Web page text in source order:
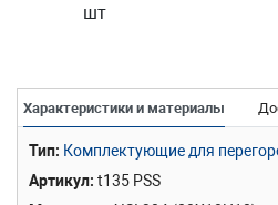
шт
Характеристики и материалы
Тип Комплектующие для
Артикул t135 PSS